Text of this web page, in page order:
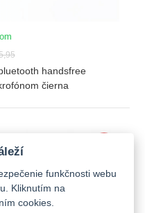
handsfree
čierna
funkčnosti webu
Kliknutím na
cookies.